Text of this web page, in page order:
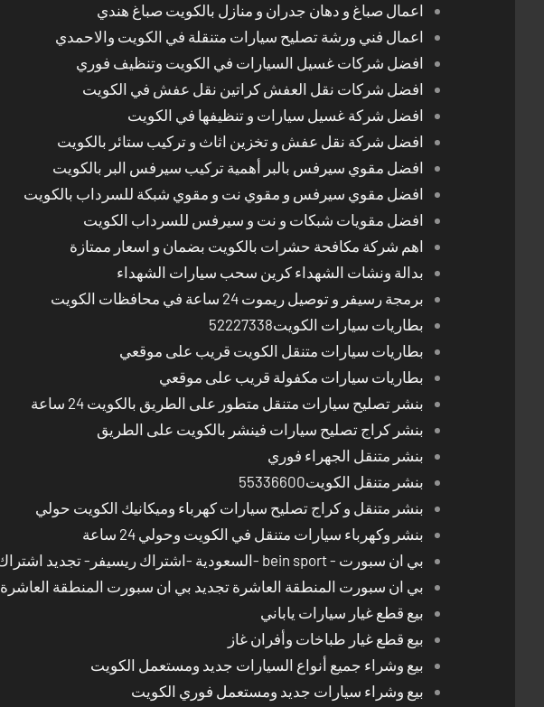
اعمال صباغ و دهان جدران و منازل بالكويت صباغ هندي
اعمال فني ورشة تصليح سيارات متنقلة في الكويت والاحمدي
افضل شركات غسيل السيارات في الكويت وتنظيف فوري
افضل شركات نقل العفش كراتين نقل عفش في الكويت
افضل شركة غسيل سيارات و تنظيفها في الكويت
افضل شركة نقل عفش و تخزين اثاث و تركيب ستائر بالكويت
افضل مقوي سيرفس بالبر أهمية تركيب سيرفس البر بالكويت
افضل مقوي سيرفس و مقوي نت و مقوي شبكة للسرداب بالكويت
افضل مقويات شبكات و نت و سيرفس للسرداب الكويت
اهم شركة مكافحة حشرات بالكويت بضمان و اسعار ممتازة
بدالة ونشات الشهداء كرين سحب سيارات الشهداء
برمجة رسيفر و توصيل ريموت 24 ساعة في محافظات الكويت
بطاريات سيارات الكويت52227338
بطاريات سيارات متنقل الكويت قريب على موقعي
بطاريات سيارات مكفولة قريب على موقعي
بنشر تصليح سيارات متنقل متطور على الطريق بالكويت 24 ساعة
بنشر كراج تصليح سيارات فينشر بالكويت على الطريق
بنشر متنقل الجهراء فوري
بنشر متنقل الكويت55336600
بنشر متنقل و كراج تصليح سيارات كهرباء وميكانيك الكويت حولي
بنشر وكهرباء سيارات متنقل في الكويت وحولي 24 ساعة
بي ان سبورت - bein sport -السعودية -اشتراك ريسيفر- تجديد اشتراك
بي ان سبورت المنطقة العاشرة تجديد بي ان سبورت المنطقة العاشرة
بيع قطع غيار سيارات ياباني
بيع قطع غيار طباخات وأفران غاز
بيع وشراء جميع أنواع السيارات جديد ومستعمل الكويت
بيع وشراء سيارات جديد ومستعمل فوري الكويت